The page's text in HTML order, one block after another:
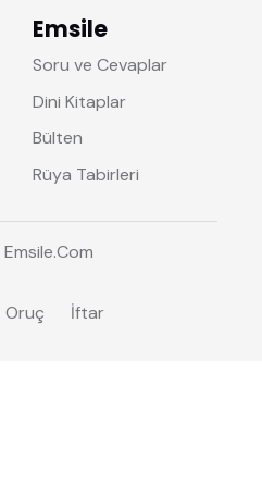
Emsile
Soru ve Cevaplar
Dini Kitaplar
Bülten
Rüya Tabirleri
Emsile.Com
Oruç İftar